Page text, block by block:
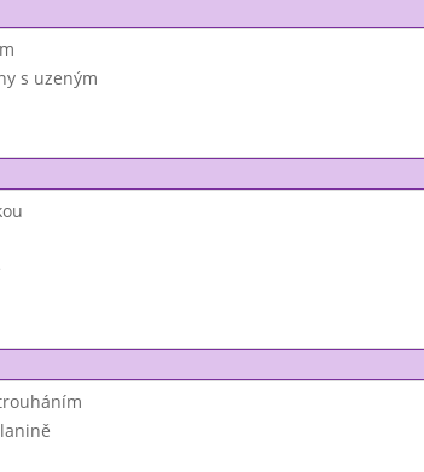
s uzeným